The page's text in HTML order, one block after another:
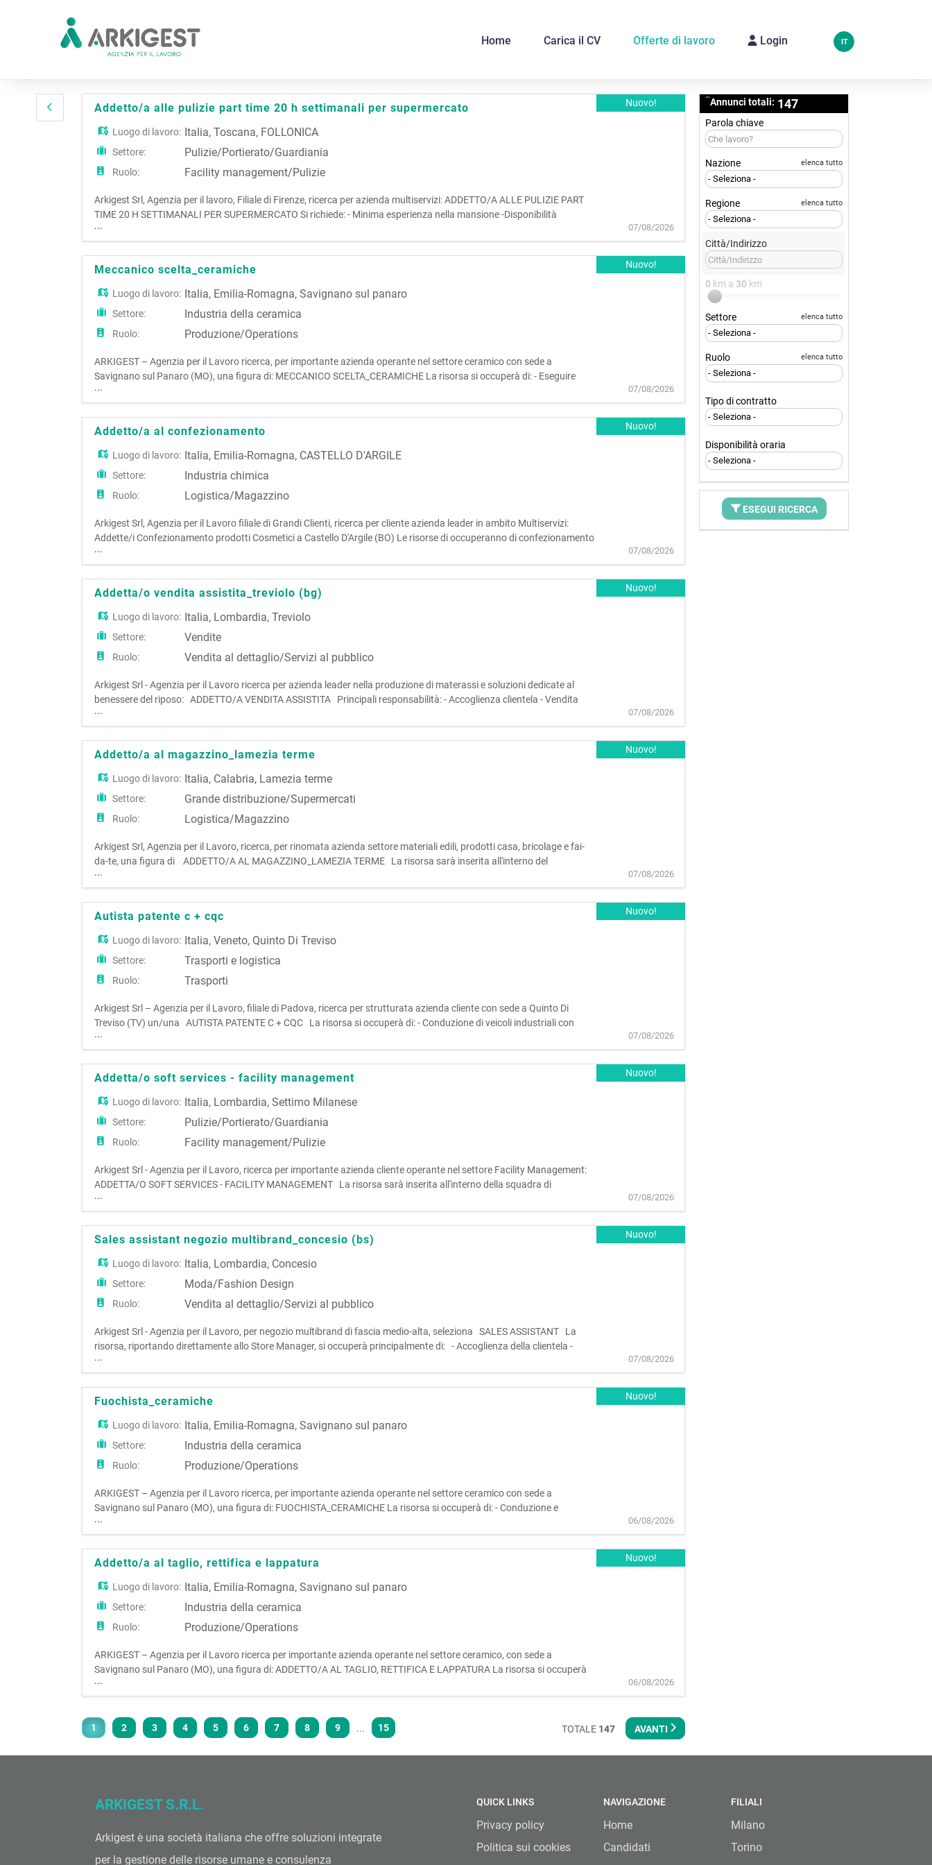
Home Carica il CV Offerte di lavoro Login IT
Addetto/a alle pulizie part time 20 h settimanali per supermercato
Luogo di lavoro: Italia,Toscana, FOLLONICA
Settore: Pulizie/Portierato/Guardiania
Ruolo: Facility management/Pulizie
Arkigest Srl, Agenzia per il lavoro, Filiale di Firenze, ricerca per azienda multiservizi: ADDETTO/A ALLE PULIZIE PART
TIME 20 H SETTIMANALI PER SUPERMERCATO Si richiede: - Minima esperienza nella mansione -Disponibilità
immediata. Si offre: Contratto a tempo determinato iniziale a partire DA SUBITO fino alla fine di SETTEMBRE CCNL:
MULTISERV
...
Nuovo!
07/08/2026
Meccanico scelta_ceramiche
Luogo di lavoro: Italia, Emilia-Romagna,Savignano sul panaro
Settore: Industria della ceramica
Ruolo: Produzione/Operations
ARKIGEST – Agenzia per il Lavoro ricerca, per importante azienda operante nel settore ceramico con sede a
Savignano sul Panaro (MO), una figura di: MECCANICO SCELTA_CERAMICHE La risorsa si occuperà di: - Eseguire
interventi di manutenzione meccanica ordinaria e straordinaria sulle linee di scelta delle piastrelle; - Effettuare attività
di regola
...
Nuovo!
07/08/2026
Addetto/a al confezionamento
Luogo di lavoro: Italia, Emilia-Romagna, CASTELLO D'ARGILE
Settore: Industria chimica
Ruolo: Logistica/Magazzino
Arkigest Srl, Agenzia per il Lavoro filiale di Grandi Clienti, ricerca per cliente azienda leader in ambito Multiservizi:
Addette/i Confezionamento prodotti Cosmetici a Castello D'Argile (BO) Le risorse di occuperanno di confezionamento
dei prodotti cosmetici e/o farmaceutici. Si richiede: - Buona manualità e disponibilità a lavorare su TURNI
...
Nuovo!
07/08/2026
Addetta/o vendita assistita_treviolo (bg)
Luogo di lavoro: Italia, Lombardia,Treviolo
Settore: Vendite
Ruolo: Vendita al dettaglio/Servizi al pubblico
Arkigest Srl - Agenzia per il Lavoro ricerca per azienda leader nella produzione di materassi e soluzioni dedicate al
benessere del riposo: ADDETTO/A VENDITA ASSISTITA Principali responsabilità: - Accoglienza clientela - Vendita
assistita - Fidelizzazione clienti - Attività di cassa - Gestione e organizzazione del magazzino - Cura del pu
...
Nuovo!
07/08/2026
Addetto/a al magazzino_lamezia terme
Luogo di lavoro: Italia, Calabria, Lamezia terme
Settore: Grande distribuzione/Supermercati
Ruolo: Logistica/Magazzino
Arkigest Srl, Agenzia per il Lavoro, ricerca, per rinomata azienda settore materiali edili, prodotti casa, bricolage e fai-
da-te, una figura di ADDETTO/A AL MAGAZZINO_LAMEZIA TERME La risorsa sarà inserita all'interno del
magazzino e si occuperà di: - Carico e scarico merce - Movimentazione della merce mediante carrello elevatore e
transpa
...
Nuovo!
07/08/2026
Autista patente c + cqc
Luogo di lavoro: Italia,Veneto, Quinto Di Treviso
Settore: Trasporti e logistica
Ruolo: Trasporti
Arkigest Srl – Agenzia per il Lavoro, filiale di Padova, ricerca per strutturata azienda cliente con sede a Quinto Di
Treviso (TV) un/una AUTISTA PATENTE C + CQC La risorsa si occuperà di: - Conduzione di veicoli industriali con
patente C per il trasporto di materiale sanitario; - Carico, trasporto e consegna del materiale presso strutture
...
Nuovo!
07/08/2026
Addetta/o soft services - facility management
Luogo di lavoro: Italia, Lombardia,Settimo Milanese
Settore: Pulizie/Portierato/Guardiania
Ruolo: Facility management/Pulizie
Arkigest Srl - Agenzia per il Lavoro, ricerca per importante azienda cliente operante nel settore Facility Management:
ADDETTA/O SOFT SERVICES - FACILITY MANAGEMENT La risorsa sarà inserita all'interno della squadra di
maestranze specializzate e si occuperà di attività operative legate ai servizi soft presso cantieri e clienti. Principa
...
Nuovo!
07/08/2026
Sales assistant negozio multibrand_concesio (bs)
Luogo di lavoro: Italia, Lombardia, Concesio
Settore: Moda/Fashion Design
Ruolo: Vendita al dettaglio/Servizi al pubblico
Arkigest Srl - Agenzia per il Lavoro, per negozio multibrand di fascia medio-alta, seleziona SALES ASSISTANT La
risorsa, riportando direttamente allo Store Manager, si occuperà principalmente di: - Accoglienza della clientela -
Vendita assistita - Gestione delle operazioni di cassa - Allestimento del punto vendita, riassortimento e cur
...
Nuovo!
07/08/2026
Fuochista_ceramiche
Luogo di lavoro: Italia, Emilia-Romagna,Savignano sul panaro
Settore: Industria della ceramica
Ruolo: Produzione/Operations
ARKIGEST – Agenzia per il Lavoro ricerca, per importante azienda operante nel settore ceramico con sede a
Savignano sul Panaro (MO), una figura di: FUOCHISTA_CERAMICHE La risorsa si occuperà di: - Conduzione e
supervisione dei forni per la cottura delle piastrelle; - Controllo dei parametri di funzionamento e della qualità del
processo produttiv
...
Nuovo!
06/08/2026
Addetto/a al taglio, rettifica e lappatura
Luogo di lavoro: Italia, Emilia-Romagna,Savignano sul panaro
Settore: Industria della ceramica
Ruolo: Produzione/Operations
ARKIGEST – Agenzia per il Lavoro ricerca per importante azienda operante nel settore ceramico, con sede a
Savignano sul Panaro (MO), una figura di: ADDETTO/A AL TAGLIO, RETTIFICA E LAPPATURA La risorsa si occuperà
di: - Conduzione e gestione di impianti per il taglio, la rettifica e la lappatura delle piastrelle; - Controllo qualità del
prodotto
...
Nuovo!
06/08/2026
1 2 3 4 5 6 7 8 9 ... 15 AVANTI
TOTALE 147
Annunci totali: 147
Parola chiave
Nazione elenca tutto
Regione elenca tutto
Città/Indirizzo
0 km a 30 km
Settore elenca tutto
Ruolo elenca tutto
Tipo di contratto
Disponibilità oraria
ESEGUI RICERCA
ARKIGEST S.R.L.
Arkigest è una società italiana che offre soluzioni integrate
per la gestione delle risorse umane e consulenza
QUICK LINKS
Privacy policy
Politica sui cookies
NAVIGAZIONE
Home
Candidati
FILIALI
Milano
Torino